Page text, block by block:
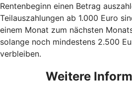
Rentenbeginn einen Betrag
Teilauszahlungen ab 1.000 Euro
einem Monat zum nächsten
solange noch mindestens 2.500
verbleiben.
Weitere